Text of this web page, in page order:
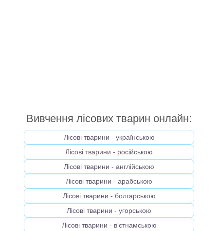
Вивчення лісових тварин онлайн:
Лісові тварини - українською
Лісові тварини - російською
Лісові тварини - англійською
Лісові тварини - арабською
Лісові тварини - болгарською
Лісові тварини - угорською
Лісові тварини - в'єтнамською